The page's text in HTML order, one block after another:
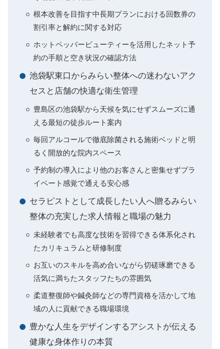
根本改善を目指す中長期プランにおける回数券の
割引率と解約に関する対応
ホットペッパービューティーを活用したネット予
約の手順と空き状況の確認方法
池袋駅東口からみらい整体への迷わないアク
セスと店舗の快適な衛生管理
豊島区の池袋駅から天候を気にせずスムーズに通
える最短の徒歩ルート案内
毎回アルコールで徹底除菌される施術ベッドと明
るく開放的な院内スペース
予約制の導入により他のお客さんと密集せずプラ
イベート感覚で通える安心感
セラピストとして成長したい人へ贈るみらい
整体の充実した求人情報と職場の魅力
未経験者でも高度な技術を習得できる体系化され
たカリキュラムと研修制度
お互いのスキルを高め合いながら切磋琢磨できる
活気に満ちたスタッフたちの雰囲気
柔道整復師や鍼灸師などの専門資格を活かして地
域の人に貢献できる職場環境
豊かな人生をデザインするアシストが伝える
健康な身体作りの本質